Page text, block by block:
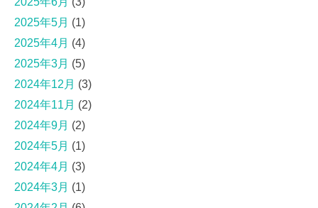
2025年5月 (1)
2025年4月 (4)
2025年3月 (5)
2024年12月 (3)
2024年11月 (2)
2024年9月 (2)
2024年5月 (1)
2024年4月 (3)
2024年3月 (1)